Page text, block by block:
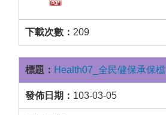
209
Health07_全民健保承保檔
103-03-05